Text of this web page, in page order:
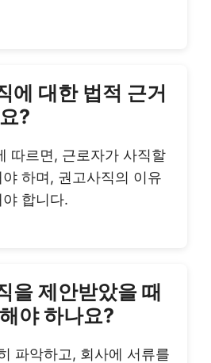
에 대한 법적 근거
?
따르면, 근로자가 사직할
하며, 권고사직의 이유
합니다.
을 제안받았을 때
야 하나요?
파악하고, 회사에 서류를